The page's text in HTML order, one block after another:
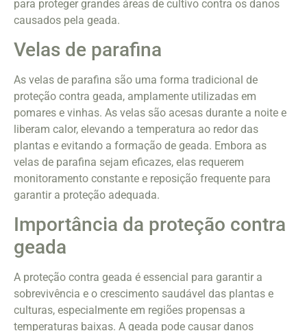
para proteger grandes áreas de cultivo contra os danos
causados pela geada.
Velas de parafina
As velas de parafina são uma forma tradicional de
proteção contra geada, amplamente utilizadas em
pomares e vinhas. As velas são acesas durante a noite e
liberam calor, elevando a temperatura ao redor das
plantas e evitando a formação de geada. Embora as
velas de parafina sejam eficazes, elas requerem
monitoramento constante e reposição frequente para
garantir a proteção adequada.
Importância da proteção contra
geada
A proteção contra geada é essencial para garantir a
sobrevivência e o crescimento saudável das plantas e
culturas, especialmente em regiões propensas a
temperaturas baixas. A geada pode causar danos